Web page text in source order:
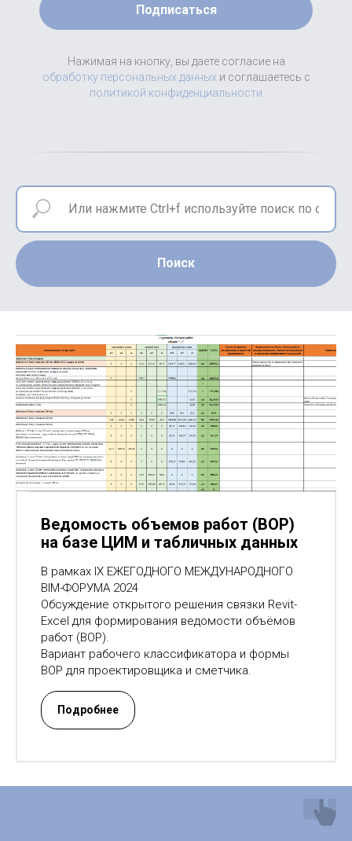
Подписаться
Нажимая на кнопку, вы даете согласие на
обработку персональных данных и соглашаетесь c
политикой конфиденциальности
Поиск
Ведомость объемов работ (ВОР)
на базе ЦИМ и табличных данных
В рамках IX ЕЖЕГОДНОГО МЕЖДУНАРОДНОГО
BIM-ФОРУМА 2024
Обсуждение открытого решения связки Revit-
Excel для формирования ведомости объёмов
работ (ВОР).
Вариант рабочего классификатора и формы
ВОР для проектировщика и сметчика.
Подробнее